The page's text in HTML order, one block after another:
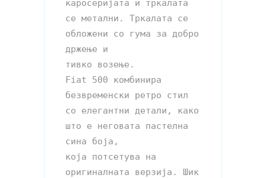
каросеријата и тркалата
се метални. Тркалата се
обложени со гума за добро
држење и
тивко возење.
Fiat 500 комбинира
безвременски ретро стил
со елегантни детали, како
што е неговата пастелна
сина боја,
која потсетува на
оригиналната верзија. Шик